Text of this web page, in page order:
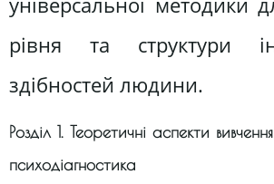
рівня та структури
здібностей людини.
Розділ 1. Теоретичні аспекти
психодіагностика